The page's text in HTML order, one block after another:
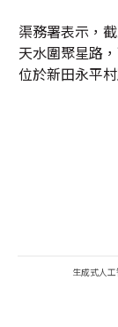
渠務署表示，
天水圍聚星路
位於新田永平
生成式人